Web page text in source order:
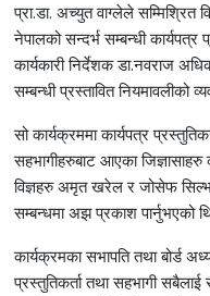
प्रा.डा. अच्युत वाग्लेले सम्मिश्रित
नेपालको सन्दर्भ सम्बन्धी
कार्यकारी निर्देशक डा.नवराज
सम्बन्धी प्रस्तावित नियमावलीको
सो कार्यक्रममा कार्यपत्र
सहभागीहरुबाट आएका जिज्ञासाहरु
विज्ञहरु अमृत खरेल र जोसेफ
सम्बन्धमा अझ प्रकाश पार्नुभएको
कार्यक्रमका सभापति तथा बोर्ड
प्रस्तुतिकर्ता तथा सहभागी